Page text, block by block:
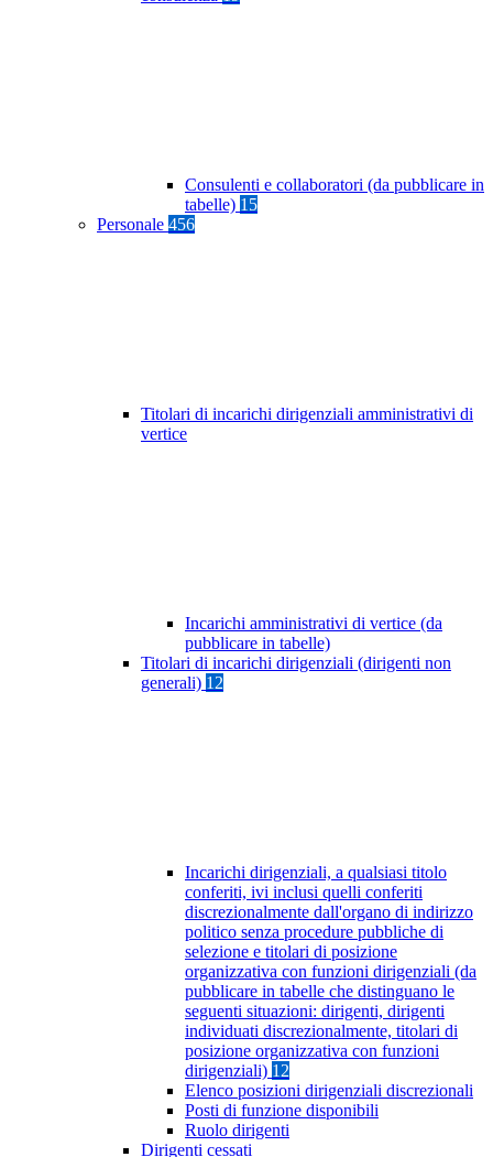
Consulenti e collaboratori (da pubblicare in
tabelle) 15
Personale 456
Titolari di incarichi dirigenziali amministrativi di
vertice
Incarichi amministrativi di vertice (da
pubblicare in tabelle)
Titolari di incarichi dirigenziali (dirigenti non
generali) 12
Incarichi dirigenziali, a qualsiasi titolo
conferiti, ivi inclusi quelli conferiti
discrezionalmente dall'organo di indirizzo
politico senza procedure pubbliche di
selezione e titolari di posizione
organizzativa con funzioni dirigenziali (da
pubblicare in tabelle che distinguano le
seguenti situazioni: dirigenti, dirigenti
individuati discrezionalmente, titolari di
posizione organizzativa con funzioni
dirigenziali) 12
Elenco posizioni dirigenziali discrezionali
Posti di funzione disponibili
Ruolo dirigenti
Dirigenti cessati